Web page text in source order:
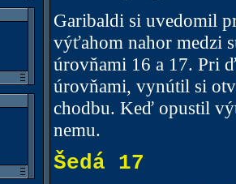
Garibaldi si uvedomil
výťahom nahor medzi
úrovňami 16 a 17. Pri
úrovňami, vynútil si
chodbu. Keď opustil
nemu.
Šedá 17